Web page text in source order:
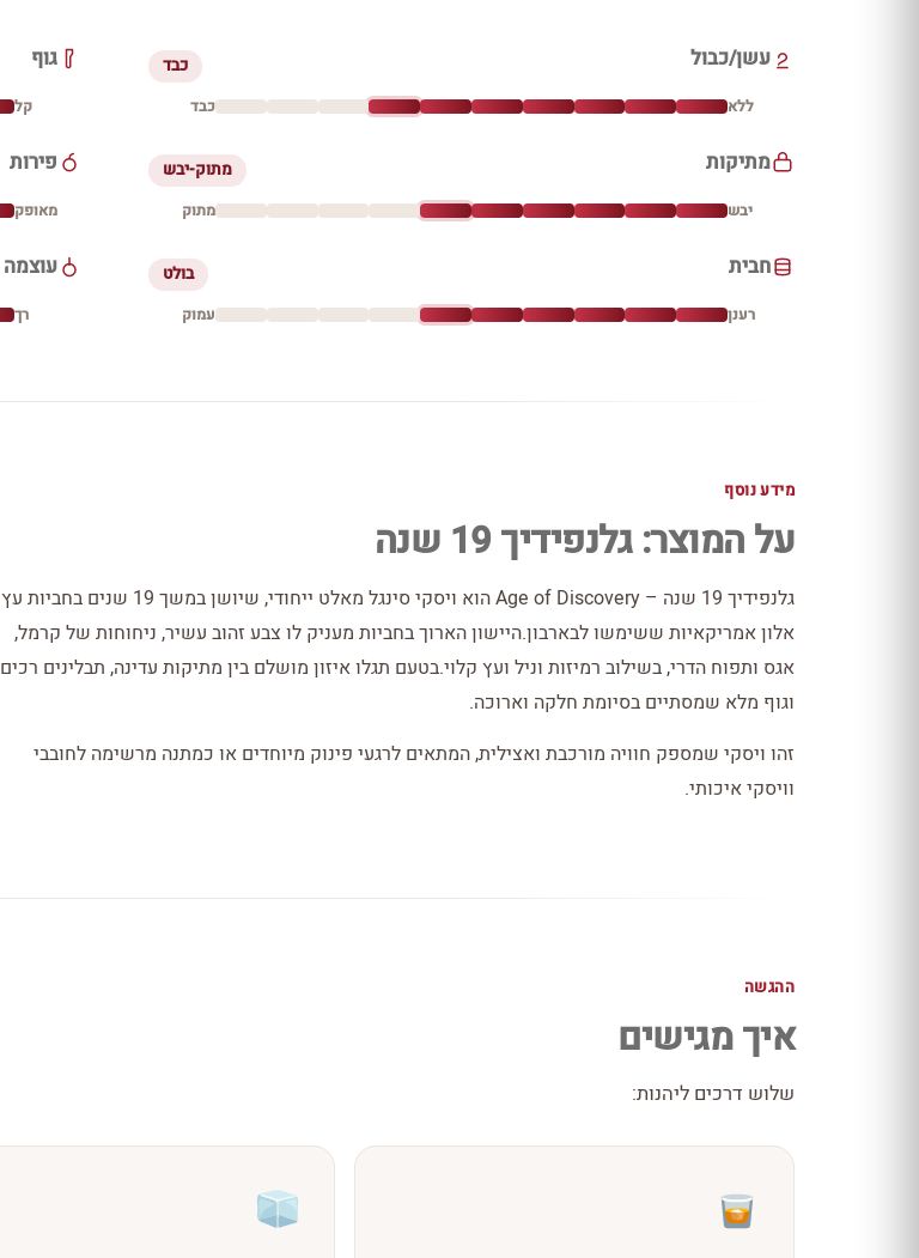
עשן/כבול כבד
ללא כבד
גוף
קל
מתיקות מתוק-יבש
יבש מתוק
פירות
מאופק
חבית בולט
רענן עמוק
עוצמה
רך
מידע נוסף
על המוצר: גלנפידיך 19 שנה
גלנפידיך 19 שנה – Age of Discovery הוא ויסקי סינגל מאלט ייחודי, שיושן במשך 19 שנים בחביות עץ
אלון אמריקאיות ששימשו לבארבון.היישון הארוך בחביות מעניק לו צבע זהוב עשיר, ניחוחות של קרמל,
אגס ותפוח הדרי, בשילוב רמיזות וניל ועץ קלוי.בטעם תגלו איזון מושלם בין מתיקות עדינה, תבלינים רכים
וגוף מלא שמסתיים בסיומת חלקה וארוכה.
זהו ויסקי שמספק חוויה מורכבת ואצילית, המתאים לרגעי פינוק מיוחדים או כמתנה מרשימה לחובבי
וויסקי איכותי.
ההגשה
איך מגישים
שלוש דרכים ליהנות: